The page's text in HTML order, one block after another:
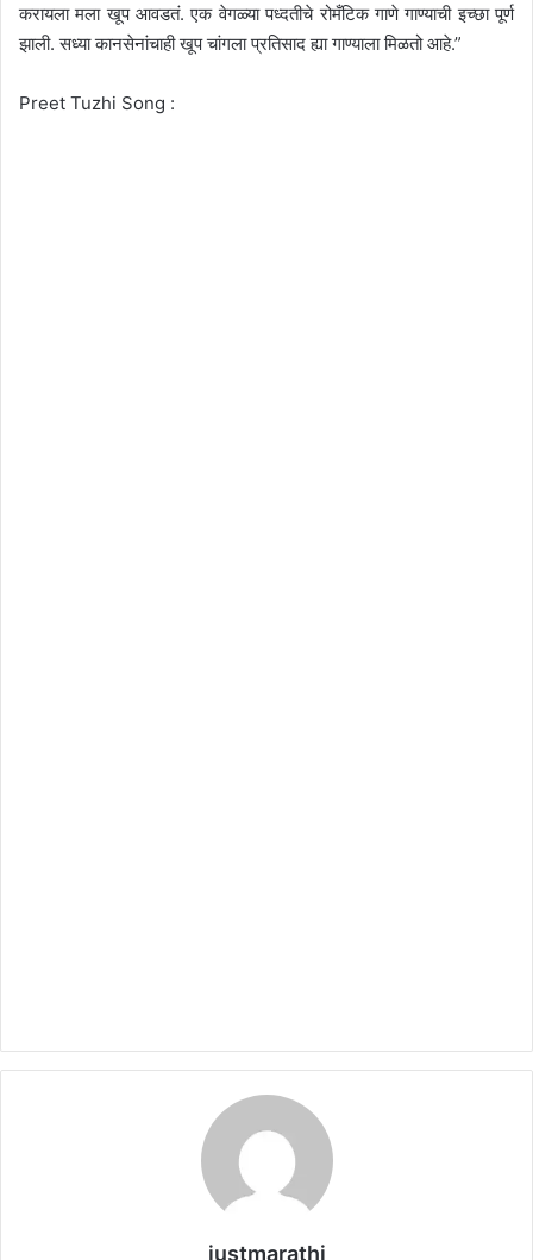
करायला मला खूप आवडतं. एक वेगळ्या पध्दतीचे रोमँटिक गाणे गाण्याची इच्छा पूर्ण
झाली. सध्या कानसेनांचाही खूप चांगला प्रतिसाद ह्या गाण्याला मिळतो आहे.”
Preet Tuzhi Song :
justmarathi